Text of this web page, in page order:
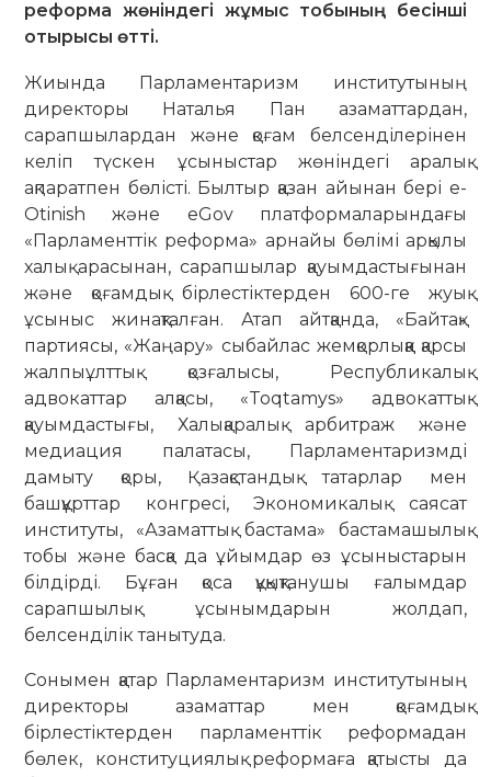
реформа жөніндегі жұмыс тобының бесінші
отырысы өтті.
Жиында Парламентаризм институтының
директоры Наталья Пан азаматтардан,
сарапшылардан және қоғам белсенділерінен
келіп түскен ұсыныстар жөніндегі аралық
ақпаратпен бөлісті. Былтыр қазан айынан бері e-
Otinish және eGov платформаларындағы
«Парламенттік реформа» арнайы бөлімі арқылы
халық арасынан, сарапшылар қауымдастығынан
және қоғамдық бірлестіктерден 600-ге жуық
ұсыныс жинақталған. Атап айтқанда, «Байтақ»
партиясы, «Жаңару» сыбайлас жемқорлыққа қарсы
жалпыұлттық қозғалысы, Республикалық
адвокаттар алқасы, «Toqtamys» адвокаттық
қауымдастығы, Халықаралық арбитраж және
медиация палатасы, Парламентаризмді
дамыту қоры, Қазақстандық татарлар мен
башқұрттар конгресі, Экономикалық саясат
институты, «Азаматтық бастама» бастамашылық
тобы және басқа да ұйымдар өз ұсыныстарын
білдірді. Бұған қоса құқықтанушы ғалымдар
сарапшылық ұсынымдарын жолдап,
белсенділік танытуда.
Сонымен қатар Парламентаризм институтының
директоры азаматтар мен қоғамдық
бірлестіктерден парламенттік реформадан
бөлек, конституциялық реформаға қатысты да